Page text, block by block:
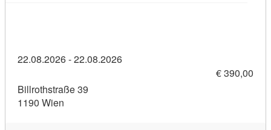
22.08.2026 - 22.08.2026
€ 390,00
Billrothstraße 39
1190 Wien